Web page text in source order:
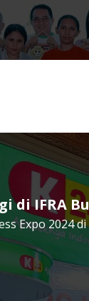
di IFRA
Expo 2024